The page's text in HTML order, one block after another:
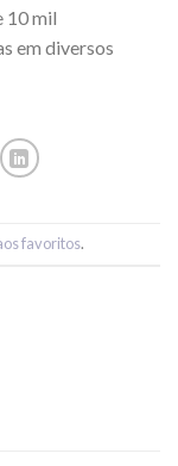
10 mil
em diversos
favoritos.